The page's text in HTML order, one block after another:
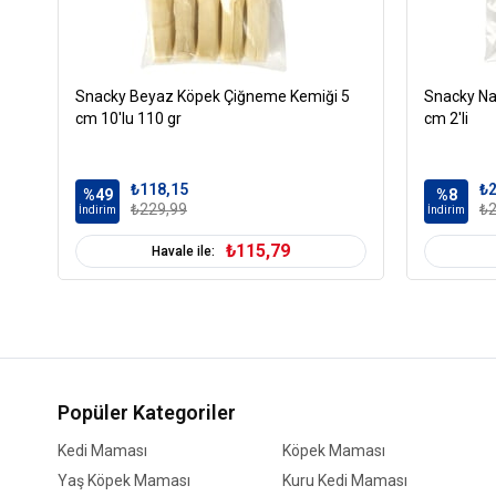
Snacky Beyaz Köpek Çiğneme Kemiği 5
cm 10'lu 110 gr
%49
İndirim
₺118,15
₺229,99
Havale ile: ₺115,79
Snacky
cm 2'li
%8
İndirim
Popüler Kategoriler
Kedi Maması
Köpek Maması
Yaş Köpek Maması
Kuru Kedi Maması